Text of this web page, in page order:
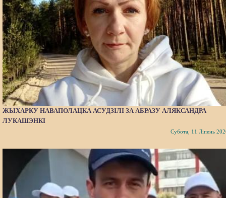
ЖЫХАРКУ НАВАПОЛАЦКА АСУДЗІЛІ ЗА АБРАЗУ АЛЯКСАНДРА
ЛУКАШЭНКІ
Субота, 11 Ліпень